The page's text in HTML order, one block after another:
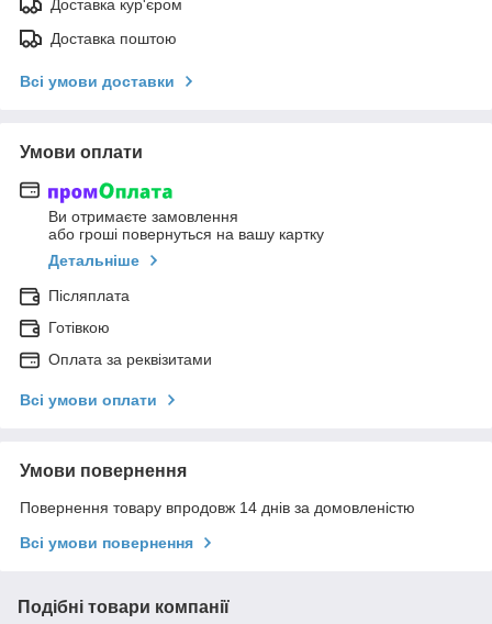
Доставка кур'єром
Доставка поштою
Всі умови доставки
Умови оплати
Ви отримаєте замовлення
або гроші повернуться на вашу картку
Детальніше
Післяплата
Готівкою
Оплата за реквізитами
Всі умови оплати
Умови повернення
Повернення товару впродовж 14 днів за домовленістю
Всі умови повернення
Подібні товари компанії